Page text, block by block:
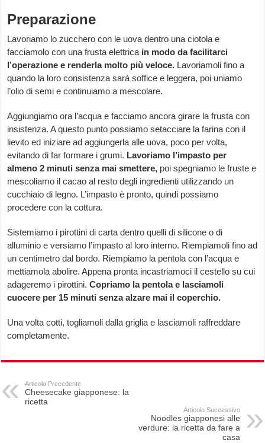
Preparazione
Lavoriamo lo zucchero con le uova dentro una ciotola e
facciamolo con una frusta elettrica in modo da facilitarci
l’operazione e renderla molto più veloce. Lavoriamoli fino a
quando la loro consistenza sarà soffice e leggera, poi uniamo
l’olio di semi e continuiamo a mescolare.
Aggiungiamo ora l’acqua e facciamo ancora girare la frusta con
insistenza. A questo punto possiamo setacciare la farina con il
lievito ed iniziare ad aggiungerla alle uova, poco per volta,
evitando di far formare i grumi. Lavoriamo l’impasto per
almeno 2 minuti senza mai smettere, poi spegniamo le fruste e
mescoliamo il cacao al resto degli ingredienti utilizzando un
cucchiaio di legno. L’impasto è pronto, quindi possiamo
procedere con la cottura.
Sistemiamo i pirottini di carta dentro quelli di silicone o di
alluminio e versiamo l’impasto al loro interno. Riempiamoli fino ad
un centimetro dal bordo. Riempiamo la pentola con l’acqua e
mettiamola abolire. Appena pronta incastriamoci il cestello su cui
adageremo i pirottini.Copriamo la pentola e lasciamoli
cuocere per 15 minuti senza alzare mai il coperchio.
Una volta cotti, togliamoli dalla griglia e lasciamoli raffreddare
completamente.
Articolo Precedente
Cheesecake giapponese: la
ricetta
Articolo Successivo
Noodles giapponesi alle
verdure: la ricetta da fare a
casa